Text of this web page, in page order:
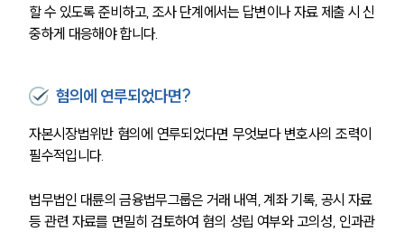
할 수 있도록 준비하고, 조사 단계에서는 답변이나 자료 제출 시 신
중하게 대응해야 합니다.
혐의에 연루되었다면?
자본시장법위반 혐의에 연루되었다면 무엇보다 변호사의 조력이
필수적입니다.
법무법인 대륜의 금융법무그룹은 거래 내역, 계좌 기록, 공시 자료
등 관련 자료를 면밀히 검토하여 혐의 성립 여부와 고의성, 인과관